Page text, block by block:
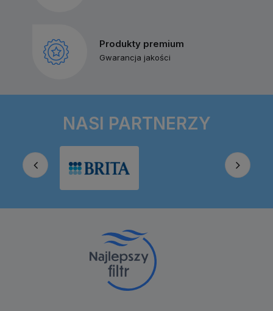
Produkty premium
Gwarancja jakości
NASI PARTNERZY